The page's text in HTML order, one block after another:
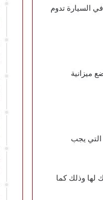
السيارة تدوم
ميزانية
التي يجب
لها وذلك كما